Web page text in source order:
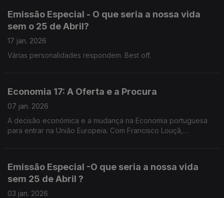
Emissão Especial - O que seria a nossa vida
sem o 25 de Abril?
17 jan. 2026
Várias personalidades respondem. Best off.
Economia 17: A Oferta e a Procura
07 jan. 2026
A decisão económica e a mudança na Economia portuguesa
para entrar na União Europeia. Com Francisco Louçã,
Emissão Especial -O que seria a nossa vida
sem 25 de Abril ?
03 jan. 2026